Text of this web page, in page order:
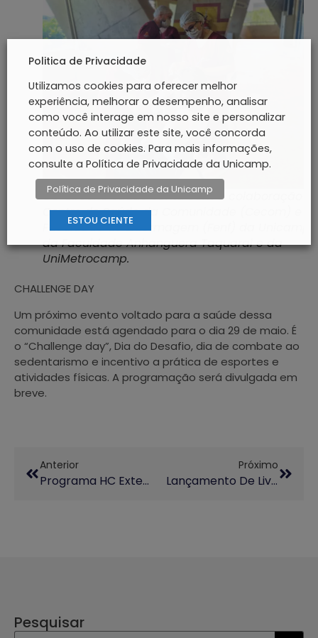
CO Circuito Saúde conta com a colaboração
Centro de Saúde da Comunidade (Cecom) e
Faculdade de Enfermagem (Fenf) da Unicamp,
da Faculdade Anhanguera Taquaral e da
UniMetrocamp.
CHALLENGE DAY
Um próximo evento voltado para a saúde dessa
comunidade está agendado para o dia 29 de maio. É
o “Challenge day”, Dia do Desafio, dia de combate ao
sedentarismo e incentivo a prática de esportes e
atividades físicas. A programação será divulgada em
breve.
Anterior
Programa HC Extensionando É Lançado Com Apresentação Do Coral Zíper Na Boca
Próximo
Lançamento De Livro Sobre Yanomamis
Pesquisar
Politica de Privacidade
Utilizamos cookies para oferecer melhor
experiência, melhorar o desempenho, analisar
como você interage em nosso site e personalizar
conteúdo. Ao utilizar este site, você concorda
com o uso de cookies. Para mais informações,
consulte a Política de Privacidade da Unicamp.
Política de Privacidade da Unicamp
ESTOU CIENTE